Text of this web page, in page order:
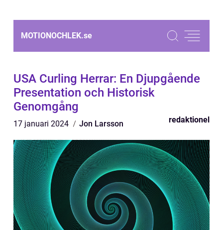
MOTIONOCHLEK.se
USA Curling Herrar: En Djupgående
Presentation och Historisk
Genomgång
17 januari 2024 Jon Larsson redaktionel